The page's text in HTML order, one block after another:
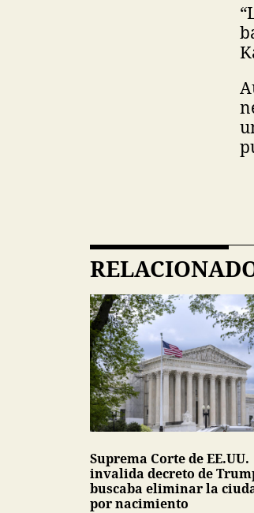
Suprema Corte de EE.UU.
invalida decreto de
buscaba eliminar la
por nacimiento